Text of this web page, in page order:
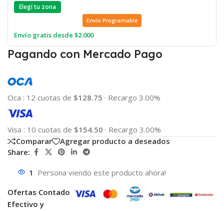
Elegí tu zona
Envio Programable
Envío gratis desde $2.000
Pagando con Mercado Pago
Oca : 12 cuotas de $128.75 · Recargo 3.00%
Visa : 10 cuotas de $154.50 · Recargo 3.00%
Comparar
Agregar producto a deseados
Share:
1 Persona viendo este producto ahora!
Ofertas Contado
Efectivo y